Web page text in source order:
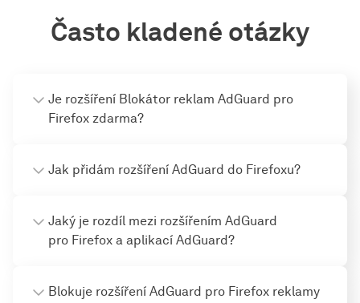
Často kladené otázky
Je rozšíření Blokátor reklam AdGuard pro
Firefox zdarma?
Jak přidám rozšíření AdGuard do Firefoxu?
Jaký je rozdíl mezi rozšířením AdGuard
pro Firefox a aplikací AdGuard?
Blokuje rozšíření AdGuard pro Firefox reklamy